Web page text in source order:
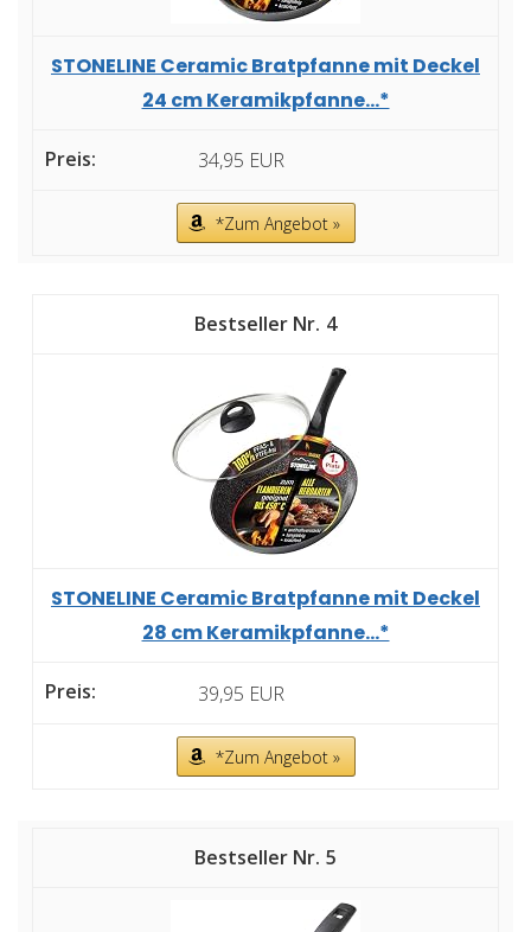
STONELINE Ceramic Bratpfanne mit Deckel
24 cm Keramikpfanne...*
34,95 EUR
*Zum Angebot »
4
STONELINE Ceramic Bratpfanne mit Deckel
28 cm Keramikpfanne...*
39,95 EUR
*Zum Angebot »
5